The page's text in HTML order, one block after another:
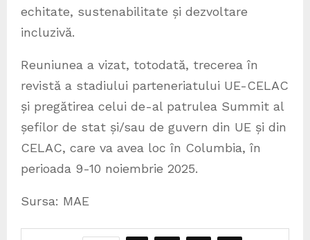
echitate, sustenabilitate și dezvoltare
incluzivă.
Reuniunea a vizat, totodată, trecerea în
revistă a stadiului parteneriatului UE-CELAC
și pregătirea celui de-al patrulea Summit al
șefilor de stat și/sau de guvern din UE și din
CELAC, care va avea loc în Columbia, în
perioada 9-10 noiembrie 2025.
Sursa: MAE